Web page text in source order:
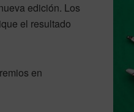
edición. Los
el resultado
en